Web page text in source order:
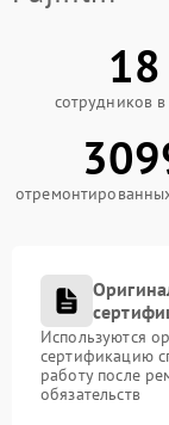
18
сотрудников
Используются
сертификацию
работу после
обязательств